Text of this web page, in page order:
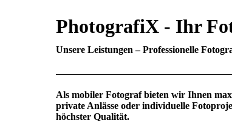
PhotografiX - Ihr
Unsere Leistungen – Professionelle
Als mobiler Fotograf bieten wir Ihnen
private Anlässe oder individuelle
höchster Qualität.